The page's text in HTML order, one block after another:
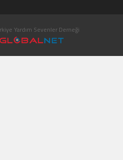
Yardım Sevenler Derneği